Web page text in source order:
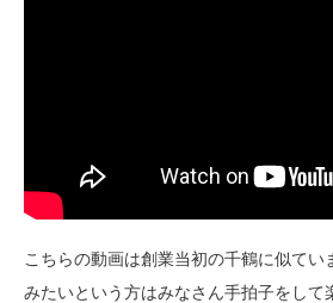
こちらの動画は創業当初の千鶴に似てい
みたいという方はみなさん手拍子をして